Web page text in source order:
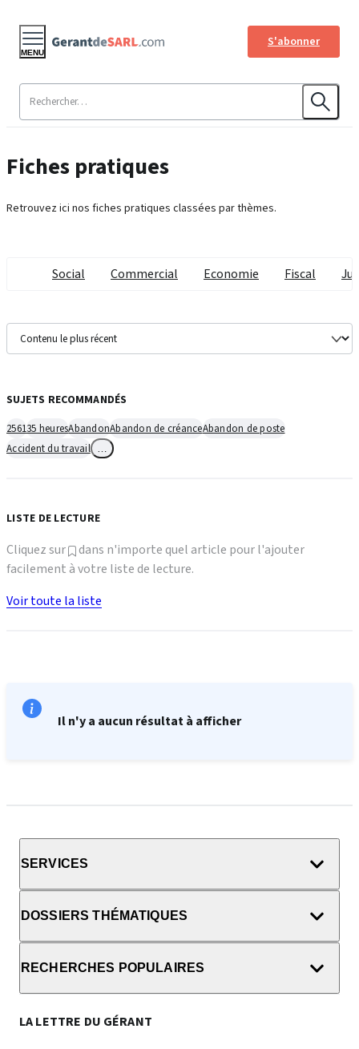
S'abonner
MENU
Fiches pratiques
Retrouvez ici nos fiches pratiques classées par thèmes.
Social Commercial Economie Fiscal
Il n'y a aucun résultat à afficher
SUJETS RECOMMANDÉS
256135 heuresAbandonAbandon de créanceAbandon de poste
Accident du travail
LISTE DE LECTURE
Cliquez sur
dans n'importe quel article pour l'ajouter
facilement à votre liste de lecture.
Voir toute la liste
SERVICES
DOSSIERS THÉMATIQUES
RECHERCHES POPULAIRES
LA LETTRE DU GÉRANT